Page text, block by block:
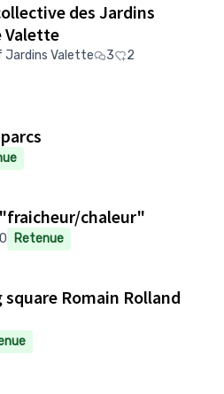
des Jardins
Valette
Jardins Valette 3
2
chaleur"
0 Retenue
Romain Rolland